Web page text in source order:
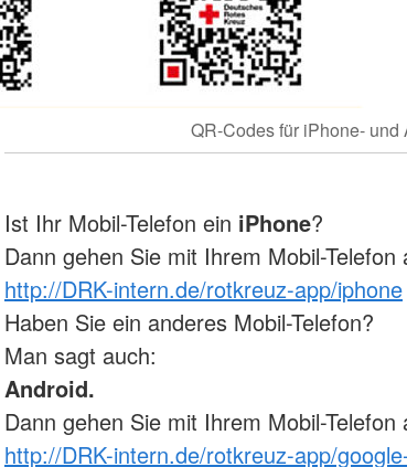
QR-Codes für iPhone- und
Ist Ihr Mobil-Telefon ein iPhone?
Dann gehen Sie mit Ihrem Mobil-
http://DRK-intern.de/rotkreuz-app/iphone
Haben Sie ein anderes Mobil-Telefon?
Man sagt auch:
Android.
Dann gehen Sie mit Ihrem Mobil-
http://DRK-intern.de/rotkreuz-app/